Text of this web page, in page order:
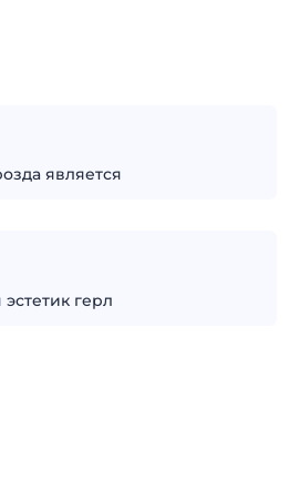
является
герл